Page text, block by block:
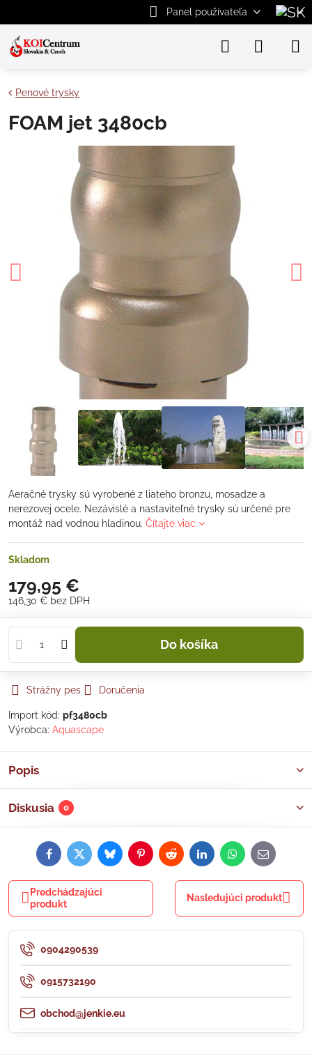
Panel používateľa
Penové trysky
FOAM jet 3480cb
Aeračné trysky sú vyrobené z liateho bronzu, mosadze a
nerezovej ocele. Nezávislé a nastaviteľné trysky sú určené pre
montáž nad vodnou hladinou. Čítajte viac
Skladom
179,95 €
146,30 € bez DPH
Do košíka
Strážny pes Doručenia
Import kód: pf3480cb
Výrobca: Aquascape
Popis
Diskusia 0
FacebookTwitterBlueskyPinterestRedditLinkedInWhatsApp
E-
mail
Predchádzajúci
produkt
Nasledujúci produkt
0904290539
0915732190
obchod@jenkie.eu